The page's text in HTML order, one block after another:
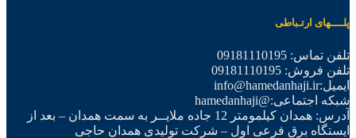
پلــــهای ارتـباطی
تلفن تماس: 09181110195
تلفن فروش: 09181110195
ایمیل:info@hamedanhaji.ir
شبکه اجتماعی:@hamedanhaji
آدرس: همدان کیلمومتر 12 جاده ملایــر به سمت همدان – بعد از
ایستگاه برق فرعی اول – شرکت تولیدی همدان حاجی